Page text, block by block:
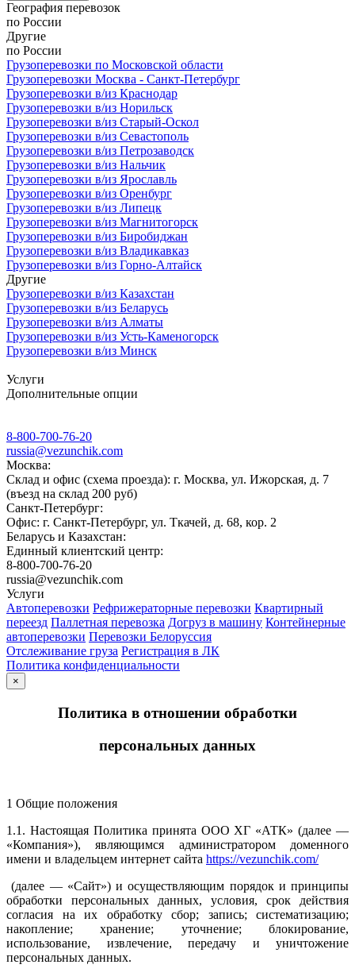
География перевозок
по России
Другие
по России
Грузоперевозки по Московской области
Грузоперевозки Москва - Санкт-Петербург
Грузоперевозки в/из Краснодар
Грузоперевозки в/из Норильск
Грузоперевозки в/из Старый-Оскол
Грузоперевозки в/из Севастополь
Грузоперевозки в/из Петрозаводск
Грузоперевозки в/из Нальчик
Грузоперевозки в/из Ярославль
Грузоперевозки в/из Оренбург
Грузоперевозки в/из Липецк
Грузоперевозки в/из Магнитогорск
Грузоперевозки в/из Биробиджан
Грузоперевозки в/из Владикавказ
Грузоперевозки в/из Горно-Алтайск
Другие
Грузоперевозки в/из Казахстан
Грузоперевозки в/из Беларусь
Грузоперевозки в/из Алматы
Грузоперевозки в/из Усть-Каменогорск
Грузоперевозки в/из Минск
Услуги
Дополнительные опции
8-800-700-76-20
russia@vezunchik.com
Москва:
Склад и офис (схема проезда): г. Москва, ул. Ижорская, д. 7
(въезд на склад 200 руб)
Санкт-Петербург:
Офис: г. Санкт-Петербург, ул. Ткачей, д. 68, кор. 2
Беларусь и Казахстан:
Единный клиентский центр:
8-800-700-76-20
russia@vezunchik.com
Услуги
Автоперевозки Рефрижераторные перевозки Квартирный
переезд Паллетная перевозка Догруз в машину Контейнерные
автоперевозки Перевозки Белоруссия
Отслеживание груза Регистрация в ЛК
Политика конфиденциальности
×
Политика в отношении обработки
персональных данных
1 Общие положения
1.1. Настоящая Политика принята ООО ХГ «АТК» (далее —
«Компания»), являющимся администратором доменного
имени и владельцем интернет сайта https://vezunchik.com/
(далее — «Сайт») и осуществляющим порядок и принципы
обработки персональных данных, условия, срок действия
согласия на их обработку сбор; запись; систематизацию;
накопление; хранение; уточнение; блокирование,
использование, извлечение, передачу и уничтожение
персональных данных.